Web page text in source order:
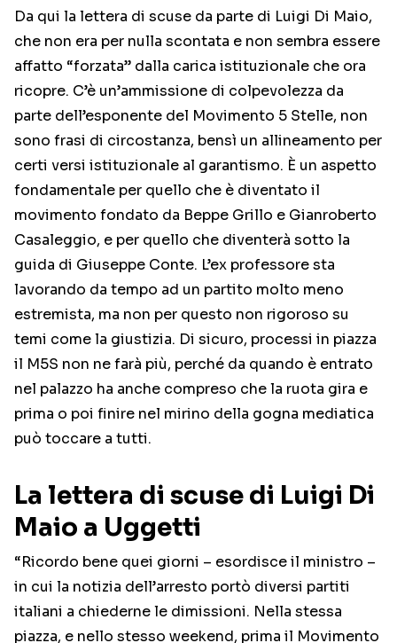
Da qui la lettera di scuse da parte di Luigi Di Maio,
che non era per nulla scontata e non sembra essere
affatto “forzata” dalla carica istituzionale che ora
ricopre. C’è un’ammissione di colpevolezza da
parte dell’esponente del Movimento 5 Stelle, non
sono frasi di circostanza, bensì un allineamento per
certi versi istituzionale al garantismo. È un aspetto
fondamentale per quello che è diventato il
movimento fondato da Beppe Grillo e Gianroberto
Casaleggio, e per quello che diventerà sotto la
guida di Giuseppe Conte. L’ex professore sta
lavorando da tempo ad un partito molto meno
estremista, ma non per questo non rigoroso su
temi come la giustizia. Di sicuro, processi in piazza
il M5S non ne farà più, perché da quando è entrato
nel palazzo ha anche compreso che la ruota gira e
prima o poi finire nel mirino della gogna mediatica
può toccare a tutti.
La lettera di scuse di Luigi Di
Maio a Uggetti
“Ricordo bene quei giorni – esordisce il ministro –
in cui la notizia dell’arresto portò diversi partiti
italiani a chiederne le dimissioni. Nella stessa
piazza, e nello stesso weekend, prima il Movimento